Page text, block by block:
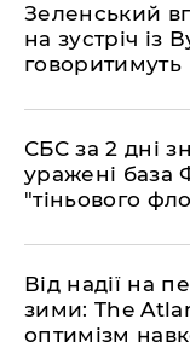
​Зеленський
на зустріч із
говоритимуть
​СБС за 2 дні
уражені база
"тіньового
​Від надії на
зими: The
оптимізм